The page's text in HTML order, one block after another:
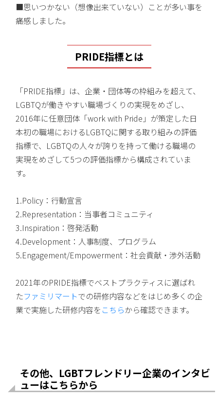
■思いつかない（想像出来ていない）ことが多い事を
痛感しました。
PRIDE指標とは
「PRIDE指標」は、企業・団体等の枠組みを超えて、
LGBTQが働きやすい職場づくりの実現をめざし、
2016年に任意団体「work with Pride」が策定した日
本初の職場におけるLGBTQに関する取り組みの評価
指標で、LGBTQの人々が誇りを持って働ける職場の
実現をめざして5つの評価指標から構成されていま
す。
1.Policy：行動宣言
2.Representation：当事者コミュニティ
3.Inspiration：啓発活動
4.Development：人事制度、プログラム
5.Engagement/Empowerment：社会貢献・渉外活動
2021年のPRIDE指標でベストプラクティスに選ばれ
たファミリマートでの研修内容などをはじめ多くの企
業で実施した研修内容を こちらから確認できます。
その他、LGBTフレンドリー企業のインタビ
ューはこちらから